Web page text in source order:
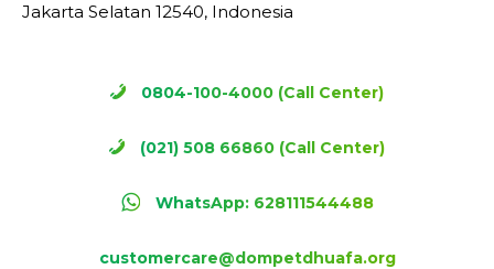
Jakarta Selatan 12540, Indonesia
0804-100-4000 (Call Center)
(021) 508 66860 (Call Center)
WhatsApp: 628111544488
customercare@dompetdhuafa.org